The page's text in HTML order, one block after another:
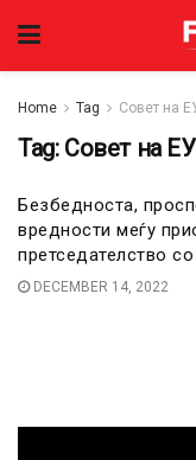
Home Tag Совет на
Tag: Совет на ЕУ
Безбедноста,
вредности меѓу
претседателство
DECEMBER 14, 2022